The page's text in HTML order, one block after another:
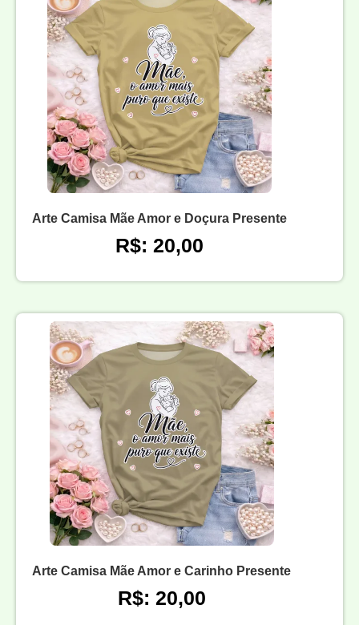
Arte Camisa Mãe Amor e Doçura Presente
R$: 20,00
Arte Camisa Mãe Amor e Carinho Presente
R$: 20,00